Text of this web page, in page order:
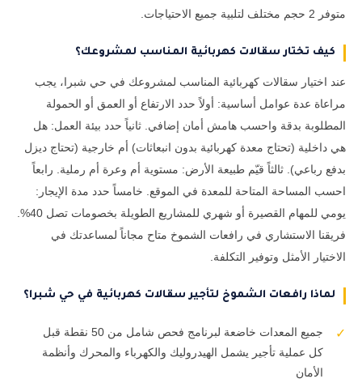
متوفر 2 حجم مختلف لتلبية جميع الاحتياجات.
كيف تختار سقالات كهربائية المناسب لمشروعك؟
عند اختيار سقالات كهربائية المناسب لمشروعك في حي شبرا، يجب
مراعاة عدة عوامل أساسية: أولاً حدد الارتفاع أو العمق أو الحمولة
المطلوبة بدقة واحسب هامش أمان إضافي. ثانياً حدد بيئة العمل: هل
هي داخلية (تحتاج معدة كهربائية بدون انبعاثات) أم خارجية (تحتاج ديزل
بدفع رباعي). ثالثاً قيّم طبيعة الأرض: مستوية أم وعرة أم رملية. رابعاً
احسب المساحة المتاحة للمعدة في الموقع. خامساً حدد مدة الإيجار:
يومي للمهام القصيرة أو شهري للمشاريع الطويلة بخصومات تصل 40%.
فريقنا الاستشاري في رافعات الشموخ متاح مجاناً لمساعدتك في
الاختيار الأمثل وتوفير التكلفة.
لماذا رافعات الشموخ لتأجير سقالات كهربائية في حي شبرا؟
✓
جميع المعدات خاضعة لبرنامج فحص شامل من 50 نقطة قبل
كل عملية تأجير يشمل الهيدروليك والكهرباء والمحرك وأنظمة
الأمان